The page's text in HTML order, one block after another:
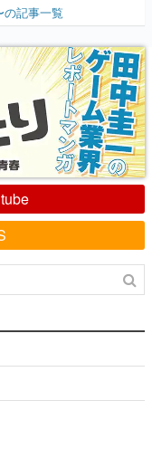
った【若ゲのいた
の記事一覧